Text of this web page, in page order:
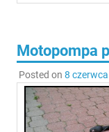
Motopompa
Posted on 8